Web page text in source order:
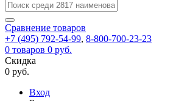
Запомнить
меня
Забыли
адрес,
перейдя
по
которой
вы
новый
по
для
смены
пароля.
Сменить
пользовательского
соглашения
Сравнение товаров
+7 (495) 792-54-99, 8-800-700-23-23
0 товаров 0 руб.
Скидка
0 руб.
Вход